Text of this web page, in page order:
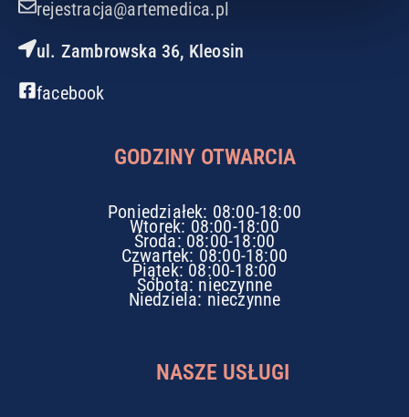
rejestracja@artemedica.pl
ul. Zambrowska 36, Kleosin
facebook
GODZINY OTWARCIA
Poniedziałek: 08:00-18:00
Wtorek: 08:00-18:00
Środa: 08:00-18:00
Czwartek: 08:00-18:00
Piątek: 08:00-18:00
Sobota: nieczynne
Niedziela: nieczynne
NASZE USŁUGI